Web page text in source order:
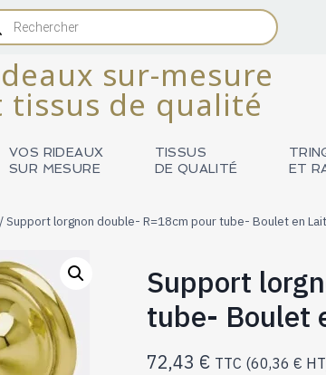
sur-mesure
tissus de qualité
VOS RIDEAUX
SUR MESURE
TISSUS
DE QUALITÉ
ET
/Support lorgnon double- R=18cm pour tube- Boulet en
Support
tube- Boulet
72,43 € TTC (60,36 €